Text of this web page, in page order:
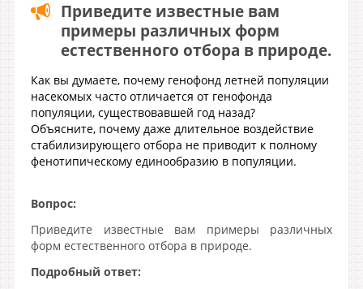
Приведите известные вам
примеры различных форм
естественного отбора в природе.
Как вы думаете, почему генофонд летней популяции
насекомых часто отличается от генофонда
популяции, существовавшей год назад?
Объясните, почему даже длительное воздействие
стабилизирующего отбора не приводит к полному
фенотипическому единообразию в популяции.
Вопрос:
Приведите известные вам примеры различных
форм естественного отбора в природе.
Подробный ответ: